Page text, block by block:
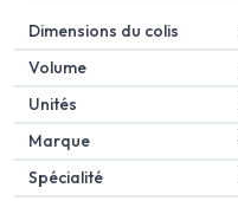
Dimensions du colis
Volume
Unités
Marque
Spécialité